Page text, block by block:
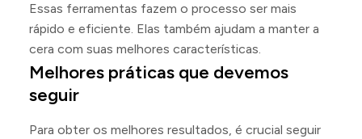
Essas ferramentas fazem o processo ser mais
rápido e eficiente. Elas também ajudam a manter a
cera com suas melhores características.
Melhores práticas que devemos
seguir
Para obter os melhores resultados, é crucial seguir